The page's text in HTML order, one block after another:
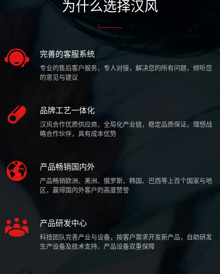
为什么选择汉风
完善的客服系统
专业的售后客户服务，专人对接，解决您的所有问题，倾听您
的意见与建议
品牌工艺一体化
汉风合作优质供应商，全局化产业链，稳定品质保证，理想战
略合作伙伴，具有成本优势
产品畅销国内外
产品畅销欧洲、美洲、俄罗斯、韩国、巴西等上百个国家与地
区，赢得国内外客户的高度赞誉
产品研发中心
科技团队完善产业与设备，按客户需求开发新产品，自助研发
生产设备及技术支持，产品设备双重保障